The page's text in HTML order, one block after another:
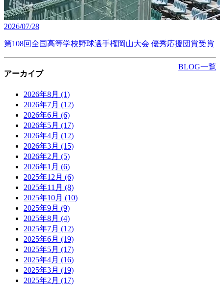
2026/07/28
第108回全国高等学校野球選手権岡山大会 優秀応援団賞受賞
BLOG一覧
アーカイブ
2026年8月 (1)
2026年7月 (12)
2026年6月 (6)
2026年5月 (17)
2026年4月 (12)
2026年3月 (15)
2026年2月 (5)
2026年1月 (6)
2025年12月 (6)
2025年11月 (8)
2025年10月 (10)
2025年9月 (9)
2025年8月 (4)
2025年7月 (12)
2025年6月 (19)
2025年5月 (17)
2025年4月 (16)
2025年3月 (19)
2025年2月 (17)